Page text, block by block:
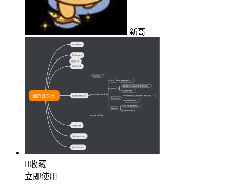
新哥
收藏
立即使用